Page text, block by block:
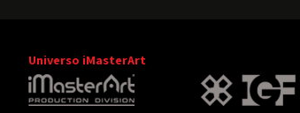
Universo iMasterArt